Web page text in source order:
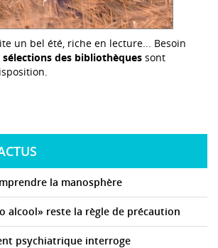
un bel été, riche en lecture... Besoin
sélections des bibliothèques sont
la manosphère
alcool» reste la règle de précaution
psychiatrique interroge